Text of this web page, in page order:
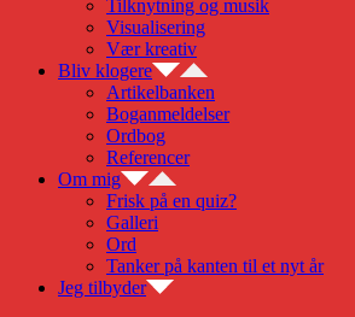
Tilknytning og musik
Visualisering
Vær kreativ
Bliv klogere
Artikelbanken
Boganmeldelser
Ordbog
Referencer
Om mig
Frisk på en quiz?
Galleri
Ord
Tanker på kanten til et nyt år
Jeg tilbyder